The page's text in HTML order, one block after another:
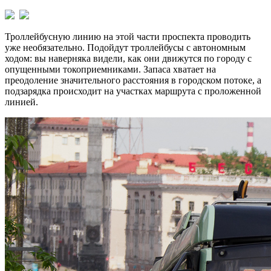
Троллейбусную линию на этой части проспекта проводить
уже необязательно. Подойдут троллейбусы с автономным
ходом: вы наверняка видели, как они движутся по городу с
опущенными токоприемниками. Запаса хватает на
преодоление значительного расстояния в городском потоке, а
подзарядка происходит на участках маршрута с проложенной
линией.